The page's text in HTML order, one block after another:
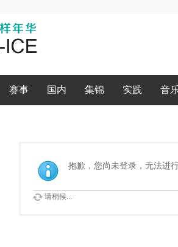
赛事 国内 集锦 实践 音
抱歉，您尚未登录，无法进
请稍候...